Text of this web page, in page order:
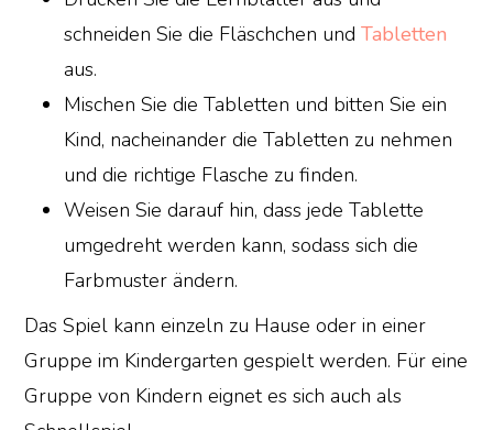
schneiden Sie die Fläschchen undTabletten
aus.
Mischen Sie die Tabletten und bitten Sie ein
Kind, nacheinander die Tabletten zu nehmen
und die richtige Flasche zu finden.
Weisen Sie darauf hin, dass jede Tablette
umgedreht werden kann, sodass sich die
Farbmuster ändern.
Das Spiel kann einzeln zu Hause oder in einer
Gruppe im Kindergarten gespielt werden. Für eine
Gruppe von Kindern eignet es sich auch als